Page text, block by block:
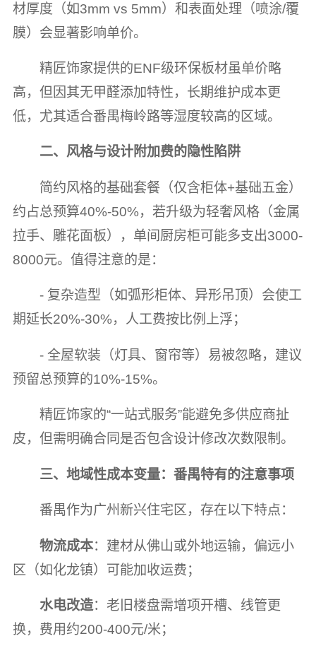
材厚度（如3mm vs 5mm）和表面处理（喷涂/覆
膜）会显著影响单价。
精匠饰家提供的ENF级环保板材虽单价略
高，但因其无甲醛添加特性，长期维护成本更
低，尤其适合番禺梅岭路等湿度较高的区域。
二、风格与设计附加费的隐性陷阱
简约风格的基础套餐（仅含柜体+基础五金）
约占总预算40%-50%，若升级为轻奢风格（金属
拉手、雕花面板），单间厨房柜可能多支出3000-
8000元。值得注意的是：
- 复杂造型（如弧形柜体、异形吊顶）会使工
期延长20%-30%，人工费按比例上浮；
- 全屋软装（灯具、窗帘等）易被忽略，建议
预留总预算的10%-15%。
精匠饰家的“一站式服务”能避免多供应商扯
皮，但需明确合同是否包含设计修改次数限制。
三、地域性成本变量：番禺特有的注意事项
番禺作为广州新兴住宅区，存在以下特点：
物流成本：建材从佛山或外地运输，偏远小
区（如化龙镇）可能加收运费；
水电改造：老旧楼盘需增项开槽、线管更
换，费用约200-400元/米；